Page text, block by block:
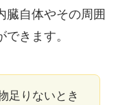
臓自体やその周囲
きます。
足りないとき